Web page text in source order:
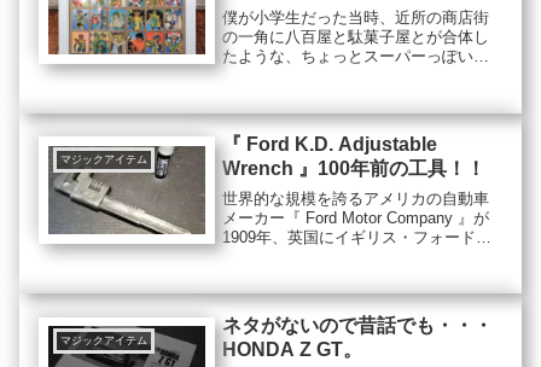
僕が小学生だった当時、近所の商店街
の一角に八百屋と駄菓子屋とが合体し
たような、ちょっとスーパーっぽい感
も扉もなくオールオープンな状態で、
歩道のどこからでも出入りできる形式
のいかにも昭和の八百屋っぽい店舗。
マジックアイテム
『 Ford K.D. Adjustable
Wrench 』100年前の工具！！
世界的な規模を誇るアメリカの自動車
メーカー『 Ford Motor Company 』が
1909年、英国にイギリス・フォード
デル『 フォード・モデルT 』を発売し
ました。
マジックアイテム
ネタがないので昔話でも・・・
HONDA Z GT。